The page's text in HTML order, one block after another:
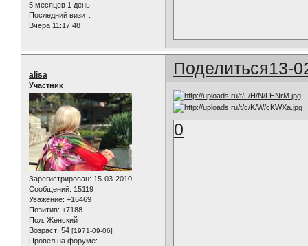
5 месяцев 1 день
Последний визит:
Вчера 11:17:48
Поделиться13-
alisa
Участник
Зарегистрирован: 15-03-2010
Сообщений: 15119
Уважение: +16469
Позитив: +7188
Пол: Женский
Возраст: 54 [1971-09-06]
Провел на форуме:
0